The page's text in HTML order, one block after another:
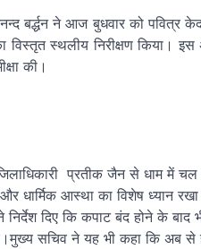
बर्द्धन ने आज बुधवार को पवित्र
विस्तृत स्थलीय निरीक्षण किया।
की।
प्रतीक जैन से धाम में चल रहे
और धार्मिक आस्था का विशेष ध्यान
निर्देश दिए कि कपाट बंद होने के बाद
सचिव ने यह भी कहा कि अब से